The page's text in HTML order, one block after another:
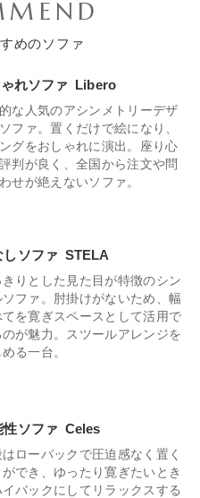
めのソファ
れソファ Libero
な人気のアシンメトリーデザ
ファ。置くだけで絵になり、
グをおしゃれに演出。座り心
判が良く、全国から注文や問
せが絶えないソファ。
しソファ STELA
りとした見た目が特徴のシン
ソファ。肘掛けがないため、幅
を寛ぎスペースとして活用で
のが魅力。スツールアレンジを
る一台。
性ソファ Celes
ローバックで圧迫感なく置く
ができ、ゆったり寛ぎたいとき
イバックにしてリラックスする